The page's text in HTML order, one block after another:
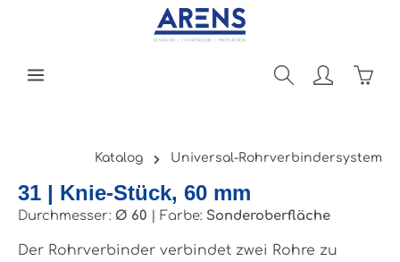
Zum Hauptinhalt springen
Katalog Universal-Rohrverbindersystem
31 | Knie-Stück, 60 mm
Durchmesser: Ø 60 Farbe: Sonderoberfläche
Der Rohrverbinder verbindet zwei Rohre zu